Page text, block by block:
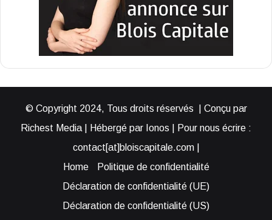
© Copyright 2024, Tous droits réservés | Conçu par
Richest Media | Hébergé par Ionos | Pour nous écrire :
contact[at]bloiscapitale.com |
Home
Politique de confidentialité
Déclaration de confidentialité (UE)
Déclaration de confidentialité (US)